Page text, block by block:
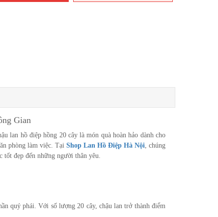
Gian
lan hồ điệp hồng 20 cây là món quà hoàn hảo dành cho
phòng làm việc. Tại Shop Lan Hồ Điệp Hà Nội, chúng
tốt đẹp đến những người thân yêu.
quý phái. Với số lượng 20 cây, chậu lan trở thành điểm